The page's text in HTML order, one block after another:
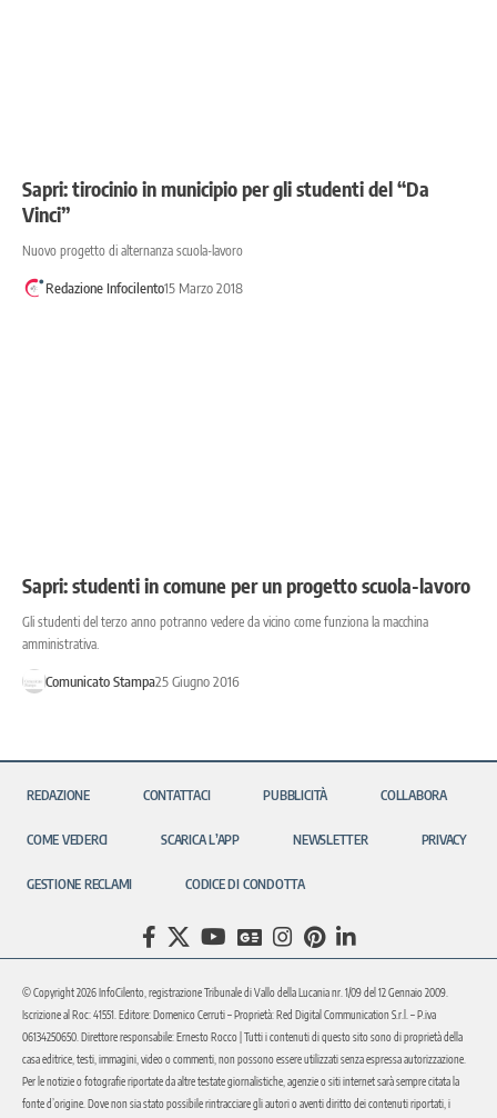
Sapri: tirocinio in municipio per gli studenti del “Da
Vinci”
Nuovo progetto di alternanza scuola-lavoro
Redazione Infocilento15 Marzo 2018
Sapri: studenti in comune per un progetto scuola-lavoro
Gli studenti del terzo anno potranno vedere da vicino come funziona la macchina
amministrativa.
Comunicato Stampa25 Giugno 2016
REDAZIONE CONTATTACI PUBBLICITÀ COLLABORA
COME VEDERCI SCARICA L’APP NEWSLETTER PRIVACY
GESTIONE RECLAMI CODICE DI CONDOTTA
© Copyright 2026 InfoCilento, registrazione Tribunale di Vallo della Lucania nr. 1/09 del 12 Gennaio 2009.
Iscrizione al Roc: 41551. Editore: Domenico Cerruti – Proprietà: Red Digital Communication S.r.l. – P.iva
06134250650. Direttore responsabile: Ernesto Rocco | Tutti i contenuti di questo sito sono di proprietà della
casa editrice, testi, immagini, video o commenti, non possono essere utilizzati senza espressa autorizzazione.
Per le notizie o fotografie riportate da altre testate giornalistiche, agenzie o siti internet sarà sempre citata la
fonte d’origine. Dove non sia stato possibile rintracciare gli autori o aventi diritto dei contenuti riportati, i